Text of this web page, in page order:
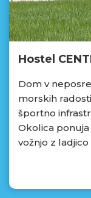
Hostel
Dom v
morskih
športno
Okolica
vožnjo z